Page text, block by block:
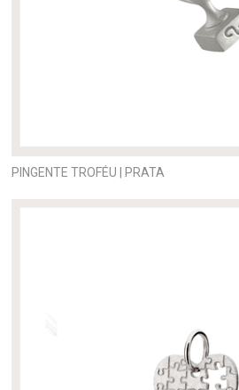
PINGENTE TROFÉU | PRATA